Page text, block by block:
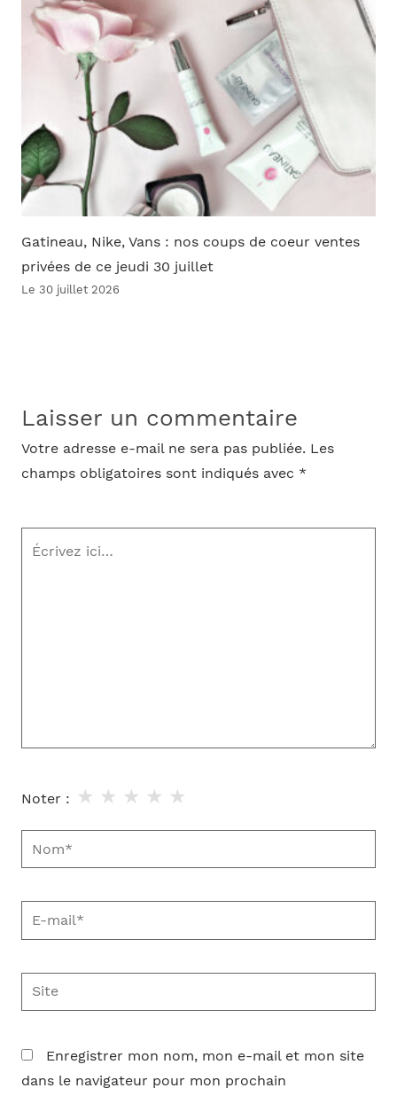
Gatineau, Nike, Vans : nos coups de coeur ventes
privées de ce jeudi 30 juillet
Le 30 juillet 2026
Laisser un commentaire
Votre adresse e-mail ne sera pas publiée. Les
champs obligatoires sont indiqués avec *
Écrivez
Noter : ★
★
★
★
★
Nom*
E-
mail*
Site
Enregistrer mon nom, mon e-mail et mon site
dans le navigateur pour mon prochain